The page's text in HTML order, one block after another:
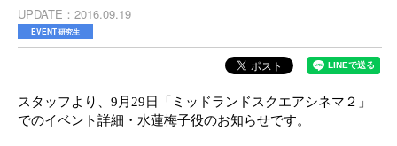
UPDATE 2016.09.19
EVENT 研究生
スタッフより、 9 月 29日「ミッドランドスクエアシネマ２」
でのイベント詳細・水蓮梅子役のお知らせです。